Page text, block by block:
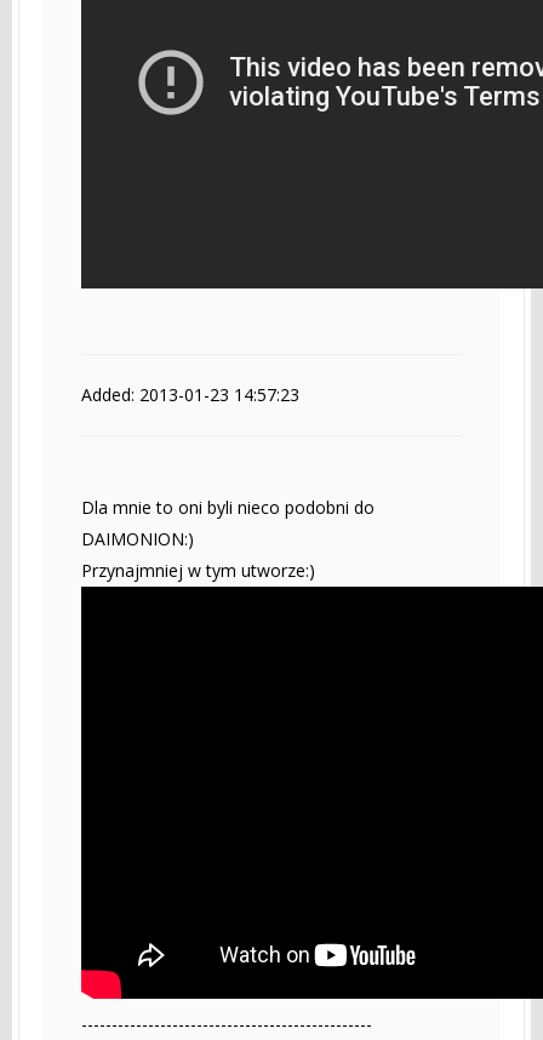
Added: 2013-01-23 14:57:23
Dla mnie to oni byli nieco podobni do
DAIMONION:)
Przynajmniej w tym utworze:)
------------------------------------------------